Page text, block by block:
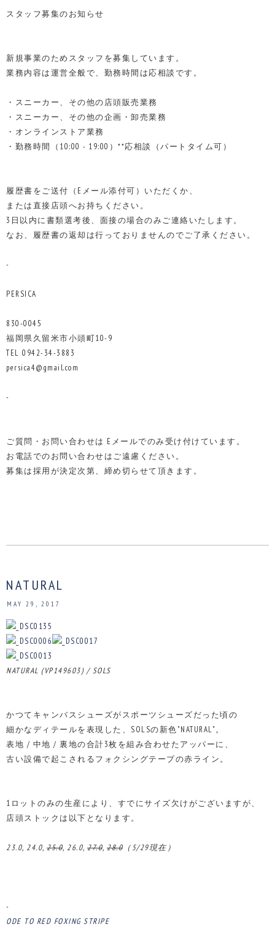
スタッフ募集のお知らせ
新規事業のためスタッフを募集しています。
業務内容は運営全般で、勤務時間は応相談です。
・スニーカー、その他の店頭販売業務
・スニーカー、その他の企画・卸売業務
・オンラインストア業務
・勤務時間（10:00 - 19:00）**応相談（パートタイム可）
履歴書をご送付（Eメール添付可）いただくか、
または直接店頭へお持ちください。
3日以内に書類選考後、面接の場合のみご連絡いたします。
なお、履歴書の返却は行っておりませんのでご了承ください。
-
PERSICA
830-0045
福岡県久留米市小頭町10-9
TEL 0942-34-3883
persica4@gmail.com
-
ご質問・お問い合わせは Eメールでのみ受け付けています。
お電話でのお問い合わせはご遠慮ください。
募集は採用が決定次第、締め切らせて頂きます。
NATURAL
MAY 29, 2017
NATURAL (VP149603) / SOLS
かつてキャンバスシューズがスポーツシューズだった頃の
細かなディテールを表現した、SOLSの新色"NATURAL"。
表地 / 中地 / 裏地の合計3枚を組み合わせたアッパーに、
古い設備で起こされるフォクシングテープの赤ライン。
1ロットのみの生産により、すでにサイズ欠けがございますが、
店頭ストックは以下となります。
23.0, 24.0, 25.0, 26.0, 27.0, 28.0 （5/29現在）
-
ODE TO RED FOXING STRIPE